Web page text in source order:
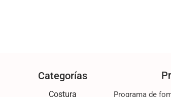
Categorías
Costura Programa de